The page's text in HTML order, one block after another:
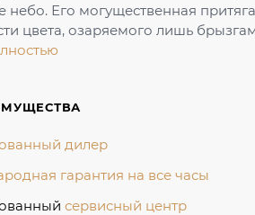
небо. Его могущественная
цвета, озаряемого лишь
дилер
гарантия на все часы
сервисный центр